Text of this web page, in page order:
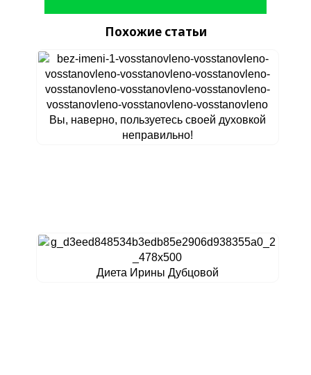
Похожие статьи
Вы, наверно, пользуетесь своей духовкой
неправильно!
Диета Ирины Дубцовой